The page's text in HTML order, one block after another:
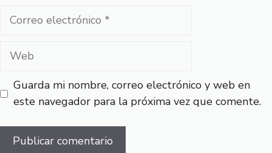
Correo
Web
Guarda mi nombre, correo electrónico y web en
este navegador para la próxima vez que comente.